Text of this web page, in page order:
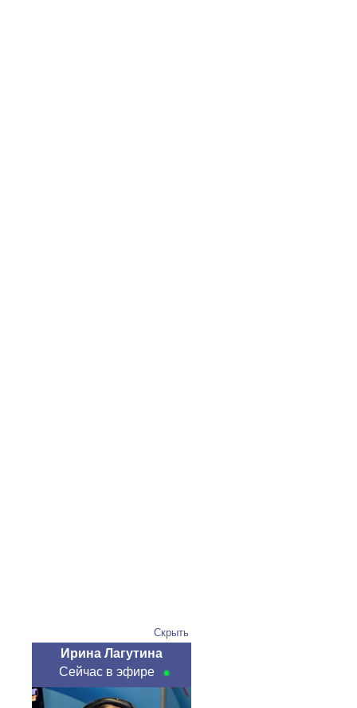
Скрыть
Ирина Лагутина
Сейчас в эфире